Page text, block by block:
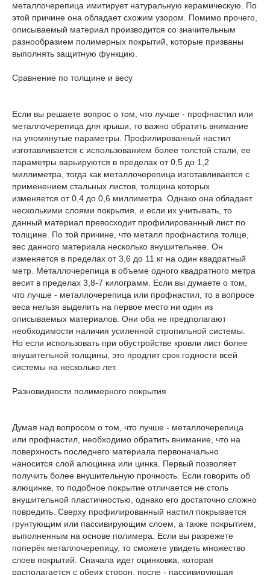
металлочерепица имитирует натуральную керамическую. По
этой причине она обладает схожим узором. Помимо прочего,
описываемый материал производится со значительным
разнообразием полимерных покрытий, которые призваны
выполнять защитную функцию.
Сравнение по толщине и весу
Если вы решаете вопрос о том, что лучше - профнастил или
металлочерепица для крыши, то важно обратить внимание
на упомянутые параметры. Профилированный настил
изготавливается с использованием более толстой стали, ее
параметры варьируются в пределах от 0,5 до 1,2
миллиметра, тогда как металлочерепица изготавливается с
применением стальных листов, толщина которых
изменяется от 0,4 до 0,6 миллиметра. Однако она обладает
несколькими слоями покрытия, и если их учитывать, то
данный материал превосходит профилированный лист по
толщине. По той причине, что металл профнастила толще,
вес данного материала несколько внушительнее. Он
изменяется в пределах от 3,6 до 11 кг на один квадратный
метр. Металлочерепица в объеме одного квадратного метра
весит в пределах 3,8-7 килограмм. Если вы думаете о том,
что лучше - металлочерепица или профнастил, то в вопросе
веса нельзя выделить на первое место ни один из
описываемых материалов. Они оба не предполагают
необходимости наличия усиленной стропильной системы.
Но если использовать при обустройстве кровли лист более
внушительной толщины, это продлит срок годности всей
системы на несколько лет.
Разновидности полимерного покрытия
Думая над вопросом о том, что лучше - металлочерепица
или профнастил, необходимо обратить внимание, что на
поверхность последнего материала первоначально
наносится слой алюцинка или цинка. Первый позволяет
получить более внушительную прочность. Если говорить об
алюцинке, то подобное покрытие отличается не столь
внушительной пластичностью, однако его достаточно сложно
повредить. Сверху профилированный настил покрывается
грунтующим или пассивирующим слоем, а также покрытием,
выполненным на основе полимера. Если вы разрежете
поперёк металлочерепицу, то сможете увидеть множество
слоев покрытий. Сначала идет оцинковка, которая
располагается с обеих сторон, после - пассивирующая